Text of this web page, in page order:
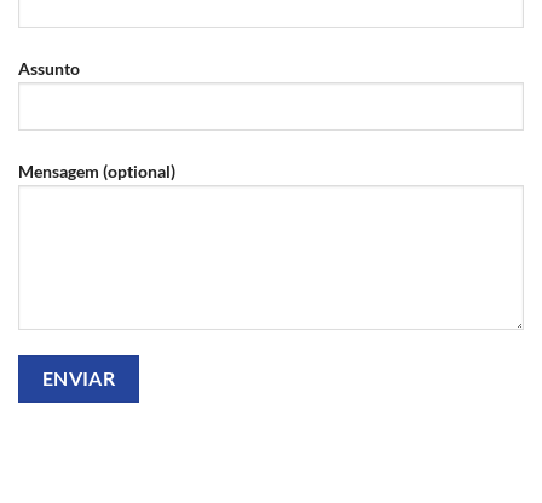
Assunto
Mensagem (optional)